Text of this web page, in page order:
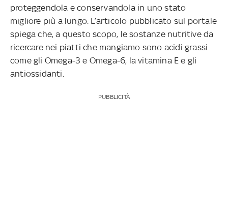
proteggendola e conservandola in uno stato
migliore più a lungo. L’articolo pubblicato sul portale
spiega che, a questo scopo, le sostanze nutritive da
ricercare nei piatti che mangiamo sono acidi grassi
come gli Omega-3 e Omega-6, la vitamina E e gli
antiossidanti.
PUBBLICITÀ